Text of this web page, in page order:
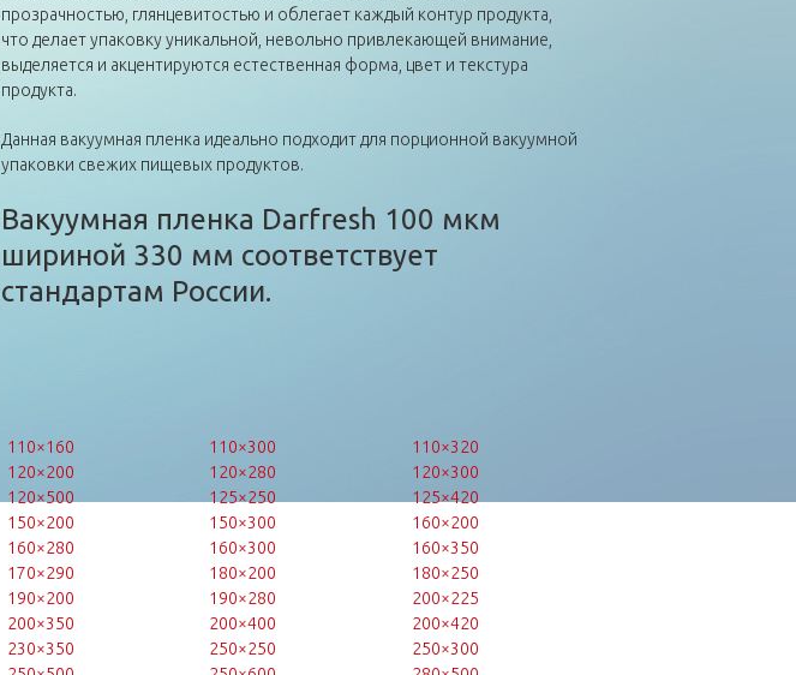
прозрачностью, глянцевитостью и облегает каждый контур продукта,
что делает упаковку уникальной, невольно привлекающей внимание,
выделяется и акцентируются естественная форма, цвет и текстура
продукта.
Данная вакуумная пленка идеально подходит для порционной вакуумной
упаковки свежих пищевых продуктов.
Вакуумная пленка Darfresh 100 мкм
шириной 330 мм соответствует
стандартам России.
110×160 110×300
110×320
120×200 120×280
120×300
120×500 125×250
125×420
150×200 150×300
160×200
160×280 160×300
160×350
170×290 180×200
180×250
190×200 190×280
200×225
200×350 200×400
200×420
230×350 250×250
250×300